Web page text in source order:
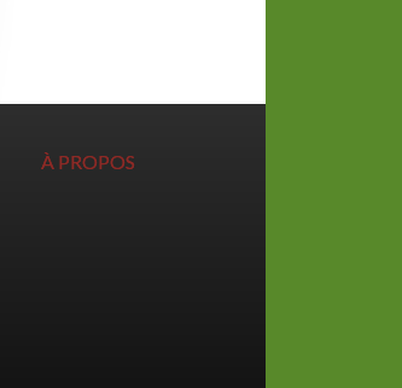
À PROPOS